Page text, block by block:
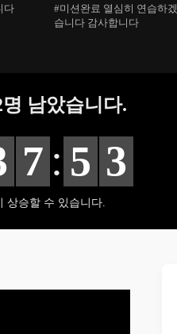
다
#미션완료 열심히 연습하겠
습니다 감사합니다
명 남았습니다.
7 : 5 2
상승할 수 있습니다.